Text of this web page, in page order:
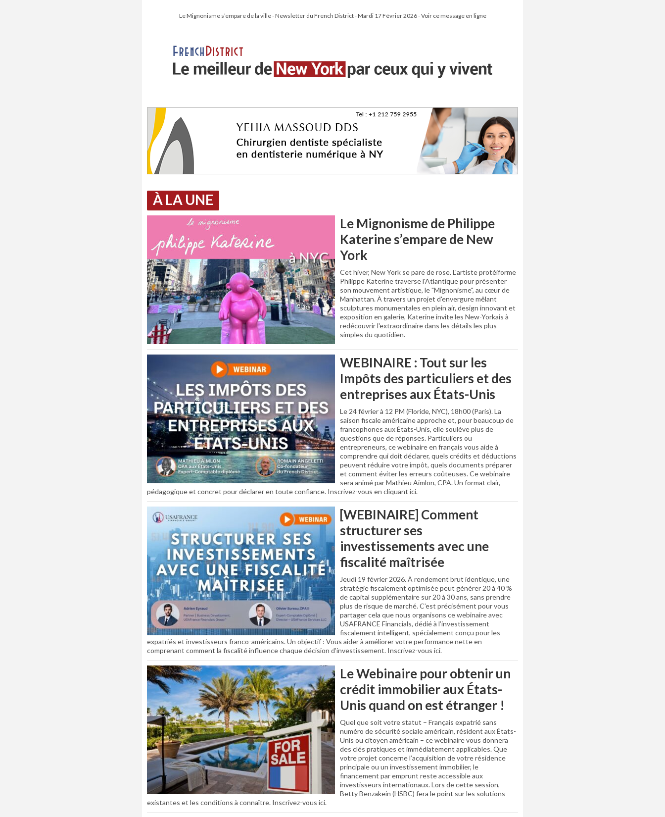
Le Mignonisme s’empare de la ville - Newsletter du French District - Mardi 17 Février 2026 - Voir ce message en ligne
À LA UNE
Le Mignonisme de Philippe
Katerine s’empare de New
York
Cet hiver, New York se pare de rose. L'artiste protéiforme
Philippe Katerine traverse l'Atlantique pour présenter
son mouvement artistique, le "Mignonisme", au cœur de
Manhattan. À travers un projet d'envergure mêlant
sculptures monumentales en plein air, design innovant et
exposition en galerie, Katerine invite les New-Yorkais à
redécouvrir l'extraordinaire dans les détails les plus
simples du quotidien.
WEBINAIRE : Tout sur les
Impôts des particuliers et des
entreprises aux États-Unis
Le 24 février à 12 PM (Floride, NYC), 18h00 (Paris). La
saison fiscale américaine approche et, pour beaucoup de
francophones aux États-Unis, elle soulève plus de
questions que de réponses. Particuliers ou
entrepreneurs, ce webinaire en français vous aide à
comprendre qui doit déclarer, quels crédits et déductions
peuvent réduire votre impôt, quels documents préparer
et comment éviter les erreurs coûteuses. Ce webinaire
sera animé par Mathieu Aimlon, CPA. Un format clair,
pédagogique et concret pour déclarer en toute confiance. Inscrivez-vous en cliquant ici.
[WEBINAIRE] Comment
structurer ses
investissements avec une
fiscalité maîtrisée
Jeudi 19 février 2026. À rendement brut identique, une
stratégie fiscalement optimisée peut générer 20 à 40 %
de capital supplémentaire sur 20 à 30 ans, sans prendre
plus de risque de marché. C’est précisément pour vous
partager cela que nous organisons ce webinaire avec
USAFRANCE Financials, dédié à l’investissement
fiscalement intelligent, spécialement conçu pour les
expatriés et investisseurs franco-américains. Un objectif : Vous aider à améliorer votre performance nette en
comprenant comment la fiscalité influence chaque décision d’investissement. Inscrivez-vous ici.
Le Webinaire pour obtenir un
crédit immobilier aux États-
Unis quand on est étranger !
Quel que soit votre statut – Français expatrié sans
numéro de sécurité sociale américain, résident aux États-
Unis ou citoyen américain – ce webinaire vous donnera
des clés pratiques et immédiatement applicables. Que
votre projet concerne l’acquisition de votre résidence
principale ou un investissement immobilier, le
financement par emprunt reste accessible aux
investisseurs internationaux. Lors de cette session,
Betty Benzakein (HSBC) fera le point sur les solutions
existantes et les conditions à connaître. Inscrivez-vous ici.